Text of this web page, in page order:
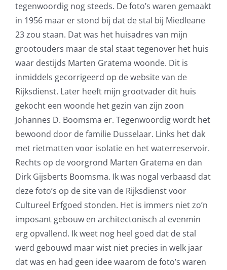
tegenwoordig nog steeds. De foto’s waren gemaakt
in 1956 maar er stond bij dat de stal bij Miedleane
23 zou staan. Dat was het huisadres van mijn
grootouders maar de stal staat tegenover het huis
waar destijds Marten Gratema woonde. Dit is
inmiddels gecorrigeerd op de website van de
Rijksdienst. Later heeft mijn grootvader dit huis
gekocht een woonde het gezin van zijn zoon
Johannes D. Boomsma er. Tegenwoordig wordt het
bewoond door de familie Dusselaar. Links het dak
met rietmatten voor isolatie en het waterreservoir.
Rechts op de voorgrond Marten Gratema en dan
Dirk Gijsberts Boomsma. Ik was nogal verbaasd dat
deze foto’s op de site van de Rijksdienst voor
Cultureel Erfgoed stonden. Het is immers niet zo’n
imposant gebouw en architectonisch al evenmin
erg opvallend. Ik weet nog heel goed dat de stal
werd gebouwd maar wist niet precies in welk jaar
dat was en had geen idee waarom de foto’s waren